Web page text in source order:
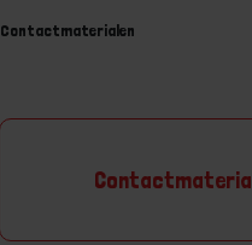
Contactmaterialen